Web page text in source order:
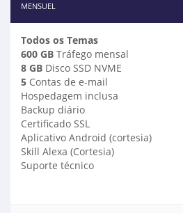
MENSUEL
Todos os Temas
600 GB Tráfego mensal
8 GB Disco SSD NVME
5 Contas de e-mail
Hospedagem inclusa
Backup diário
Certificado SSL
Aplicativo Android (cortesia)
Skill Alexa (Cortesia)
Suporte técnico